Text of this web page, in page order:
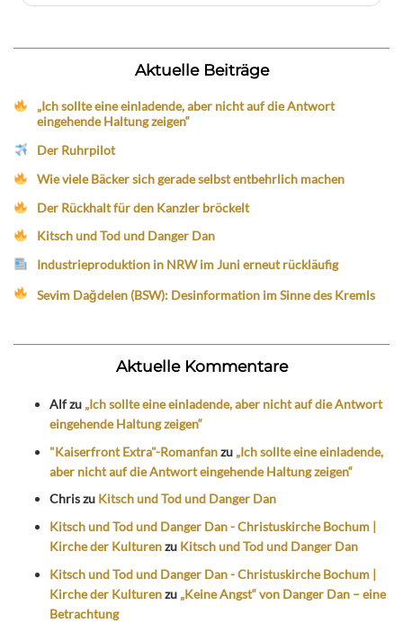
Aktuelle Beiträge
„Ich sollte eine einladende, aber nicht auf die Antwort
eingehende Haltung zeigen“
Der Ruhrpilot
Wie viele Bäcker sich gerade selbst entbehrlich machen
Der Rückhalt für den Kanzler bröckelt
Kitsch und Tod und Danger Dan
Industrieproduktion in NRW im Juni erneut rückläufig
Sevim Dağdelen (BSW): Desinformation im Sinne des Kremls
Aktuelle Kommentare
Alfzu „Ich sollte eine einladende, aber nicht auf die Antwort
eingehende Haltung zeigen“
"Kaiserfront Extra"-Romanfanzu „Ich sollte eine einladende,
aber nicht auf die Antwort eingehende Haltung zeigen“
Chriszu Kitsch und Tod und Danger Dan
Kitsch und Tod und Danger Dan - Christuskirche Bochum |
Kirche der Kulturenzu Kitsch und Tod und Danger Dan
Kitsch und Tod und Danger Dan - Christuskirche Bochum |
Kirche der Kulturenzu „Keine Angst“ von Danger Dan – eine
Betrachtung